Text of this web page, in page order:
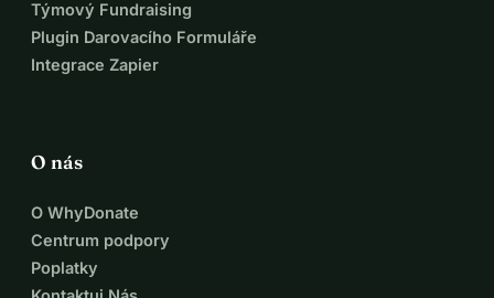
Týmový Fundraising
Plugin Darovacího Formuláře
Integrace Zapier
O nás
O WhyDonate
Centrum podpory
Poplatky